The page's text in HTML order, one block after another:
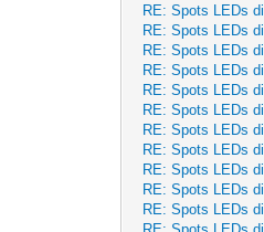
RE: Spots LEDs
RE: Spots LEDs
RE: Spots LEDs
RE: Spots LEDs
RE: Spots LEDs
RE: Spots LEDs
RE: Spots LEDs
RE: Spots LEDs
RE: Spots LEDs
RE: Spots LEDs
RE: Spots LEDs